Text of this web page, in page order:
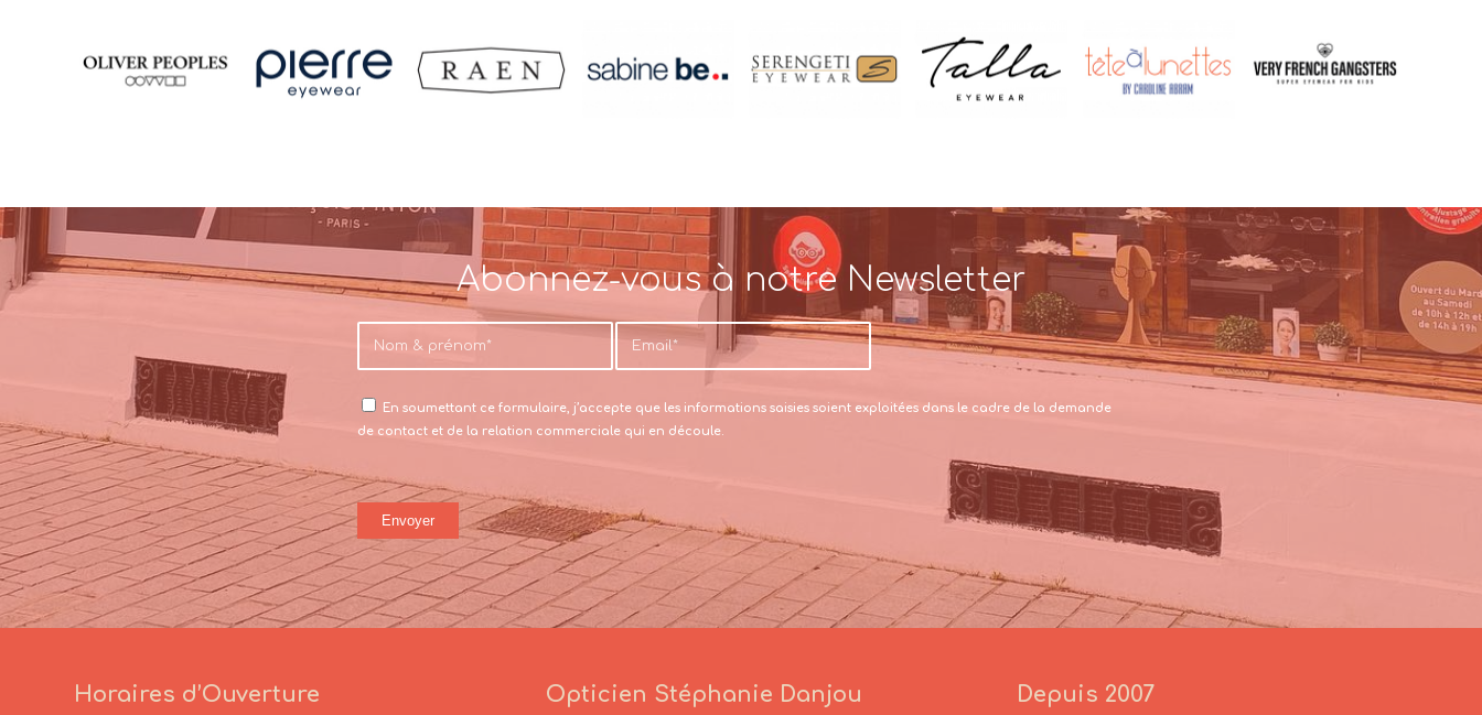
Abonnez-vous à notre Newsletter
En soumettant ce formulaire, j’accepte que les informations saisies soient exploitées dans le cadre de la demande
de contact et de la relation commerciale qui en découle.
Horaires d’Ouverture Opticien Stéphanie Danjou Depuis 2007